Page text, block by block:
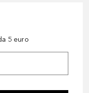
5 euro